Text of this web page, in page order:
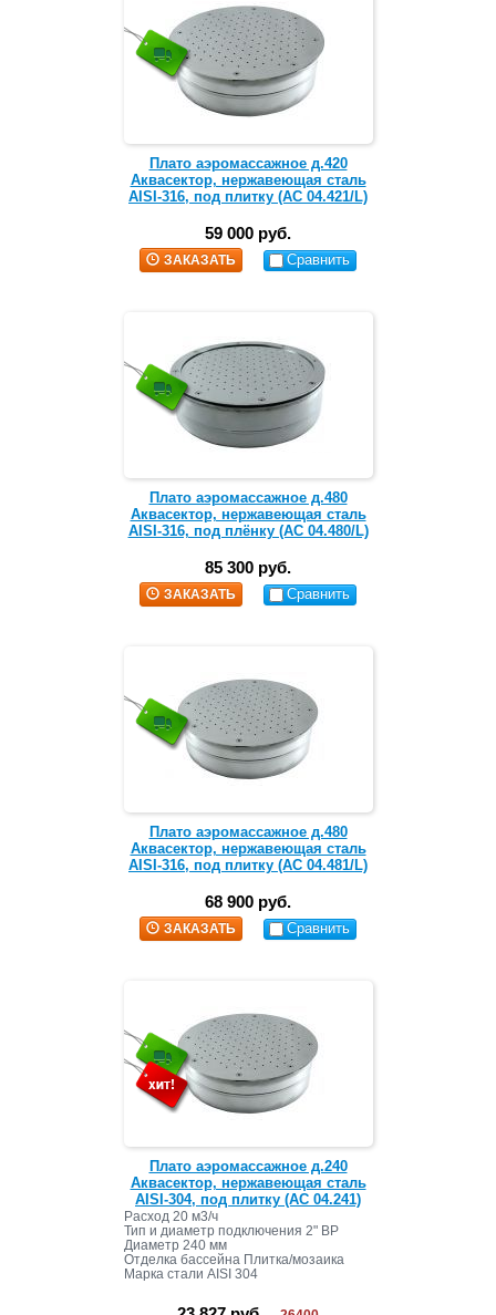
Плато аэромассажное д.420
Аквасектор, нержавеющая сталь
AISI-316, под плитку (АС 04.421/L)
59 000 руб.
ЗАКАЗАТЬ Сравнить
Плато аэромассажное д.480
Аквасектор, нержавеющая сталь
AISI-316, под плёнку (АС 04.480/L)
85 300 руб.
ЗАКАЗАТЬ Сравнить
Плато аэромассажное д.480
Аквасектор, нержавеющая сталь
AISI-316, под плитку (АС 04.481/L)
68 900 руб.
ЗАКАЗАТЬ Сравнить
Плато аэромассажное д.240
Аквасектор, нержавеющая сталь
AISI-304, под плитку (АС 04.241)
Расход 20 м3/ч
Тип и диаметр подключения 2" ВР
Диаметр 240 мм
Отделка бассейна Плитка/мозаика
Марка стали AISI 304